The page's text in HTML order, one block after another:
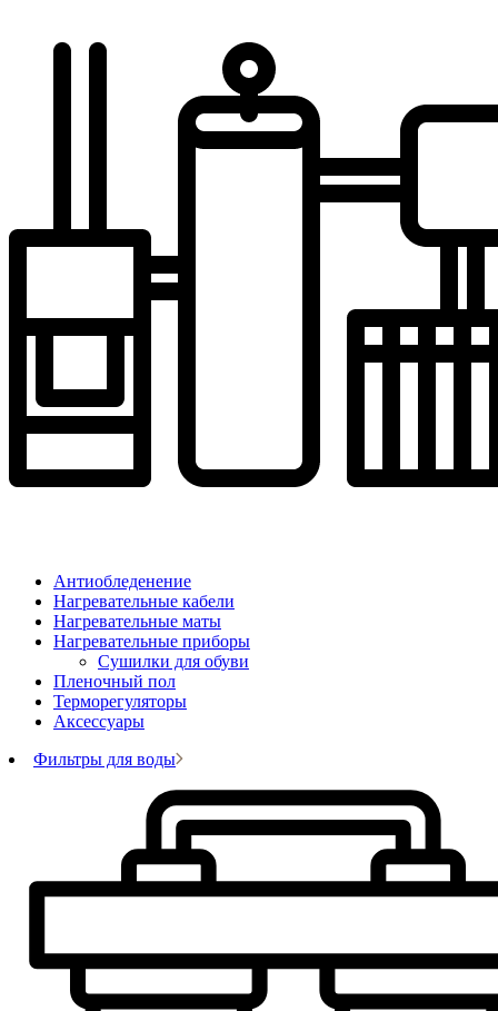
Антиобледенение
Нагревательные кабели
Нагревательные маты
Нагревательные приборы
Сушилки для обуви
Пленочный пол
Терморегуляторы
Аксессуары
Фильтры для воды